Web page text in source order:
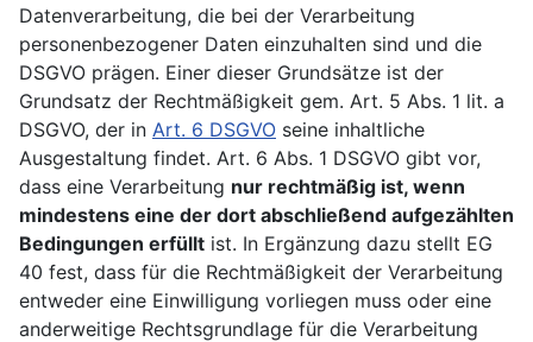
Datenverarbeitung, die bei der Verarbeitung
personenbezogener Daten einzuhalten sind und die
DSGVO prägen. Einer dieser Grundsätze ist der
Grundsatz der Rechtmäßigkeit gem. Art. 5 Abs. 1 lit. a
DSGVO, der in Art. 6 DSGVO seine inhaltliche
Ausgestaltung findet. Art. 6 Abs. 1 DSGVO gibt vor,
dass eine Verarbeitung nur rechtmäßig ist, wenn
mindestens eine der dort abschließend aufgezählten
Bedingungen erfüllt ist. In Ergänzung dazu stellt EG
40 fest, dass für die Rechtmäßigkeit der Verarbeitung
entweder eine Einwilligung vorliegen muss oder eine
anderweitige Rechtsgrundlage für die Verarbeitung